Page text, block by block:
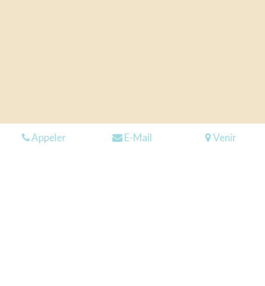
Appeler E-Mail Venir